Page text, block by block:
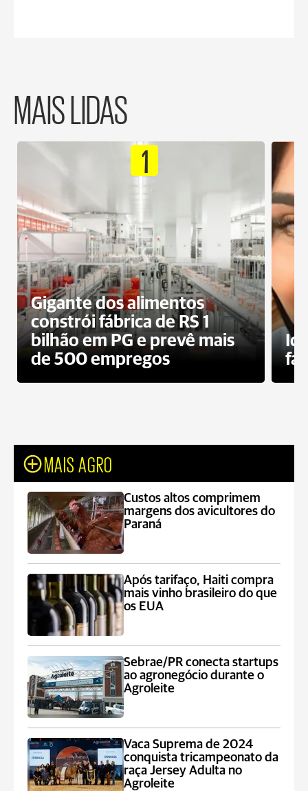
MAIS LIDAS
1
Gigante dos alimentos
constrói fábrica de RS 1
bilhão em PG e prevê mais
de 500 empregos
MAIS AGRO
Custos altos comprimem
margens dos avicultores do
Paraná
Após tarifaço, Haiti compra
mais vinho brasileiro do que
os EUA
Sebrae/PR conecta startups
ao agronegócio durante o
Agroleite
Vaca Suprema de 2024
conquista tricampeonato da
raça Jersey Adulta no
Agroleite